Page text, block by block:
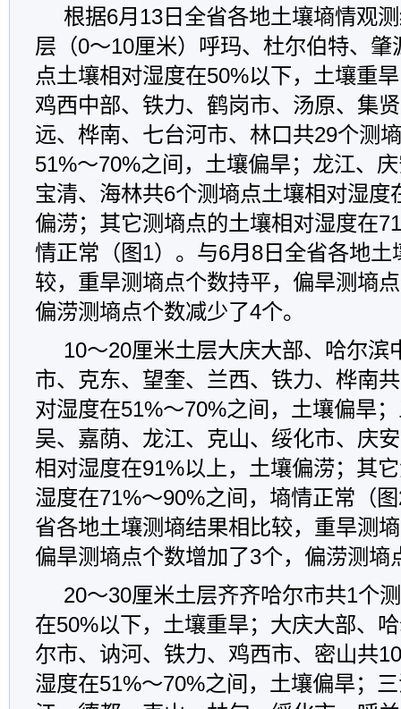
根据6月13日全省各地土壤墒情观
层（0～10厘米）呼玛、杜尔伯特、
点土壤相对湿度在50%以下，土壤重
鸡西中部、铁力、鹤岗市、汤原、集
远、桦南、七台河市、林口共29个测
51%～70%之间，土壤偏旱；龙江、
宝清、海林共6个测墒点土壤相对湿度
偏涝；其它测墒点的土壤相对湿度在
情正常（图1）。与6月8日全省各地土
较，重旱测墒点个数持平，偏旱测墒
偏涝测墒点个数减少了4个。
10～20厘米土层大庆大部、哈尔滨
市、克东、望奎、兰西、铁力、桦南
对湿度在51%～70%之间，土壤偏旱
吴、嘉荫、龙江、克山、绥化市、庆
相对湿度在91%以上，土壤偏涝；其
湿度在71%～90%之间，墒情正常（
省各地土壤测墒结果相比较，重旱测
偏旱测墒点个数增加了3个，偏涝测墒
20～30厘米土层齐齐哈尔市共1个
在50%以下，土壤重旱；大庆大部、
尔市、讷河、铁力、鸡西市、密山共
湿度在51%～70%之间，土壤偏旱；